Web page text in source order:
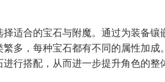
适合的宝石与附魔。通过为装备镶
多，每种宝石都有不同的属性加成
行搭配，从而进一步提升角色的整